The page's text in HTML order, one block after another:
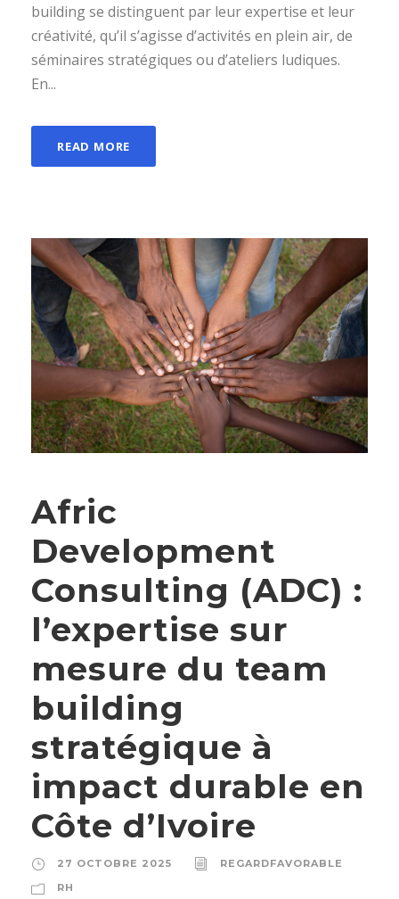
building se distinguent par leur expertise et leur
créativité, qu’il s’agisse d’activités en plein air, de
séminaires stratégiques ou d’ateliers ludiques.
En...
READ MORE
Afric
Development
Consulting (ADC) :
l’expertise sur
mesure du team
building
stratégique à
impact durable en
Côte d’Ivoire
27 OCTOBRE 2025
REGARDFAVORABLE
RH